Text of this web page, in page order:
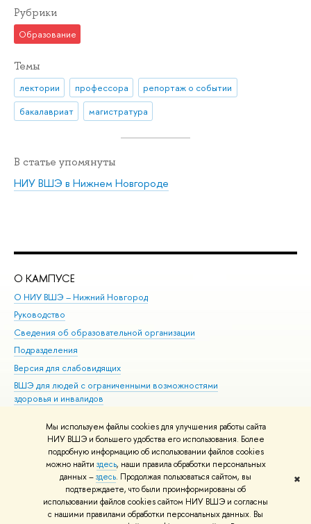
Мы используем файлы cookies для улучшения работы сайта
НИУ ВШЭ и большего удобства его использования. Более
подробную информацию об использовании файлов cookies
можно найти здесь, наши правила обработки персональных
данных –здесь. Продолжая пользоваться сайтом, вы
подтверждаете, что были проинформированы об
использовании файлов cookies сайтом НИУ ВШЭ и согласны
с нашими правилами обработки персональных данных. Вы
✖
Рубрики
Образование
Темы
лектории профессора
репортаж о событии
бакалавриат
магистратура
В статье упомянуты
НИУ ВШЭ в Нижнем Новгороде
О КАМПУСЕ
О НИУ ВШЭ – Нижний Новгород
Руководство
Сведения об образовательной организации
Подразделения
Версия для слабовидящих
ВШЭ для людей с ограниченными возможностями
здоровья и инвалидов
© НИУ ВШЭ 1993–2026 Адреса и контакты Условия использования
материалов Политика конфиденциальности Карта сайта